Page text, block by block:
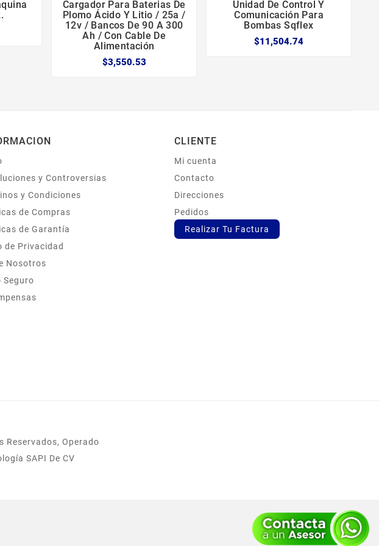
  
Cargador Para Baterias De
Plomo Ácido Y Litio / 25a /
12v / Bancos De 90 A 300
Ah / Con Cable De
Alimentación
$3,550.53
  
Unidad De Control Y
Comunicación Para
Bombas Sqflex
$11,504.74
y Controversias
y Condiciones
de Compras
de Garantía
de Privacidad
Nosotros
Seguro
CLIENTE
Mi cuenta
Contacto
Direcciones
Pedidos
Realizar Tu Factura
Reservados, Operado
SAPI De CV